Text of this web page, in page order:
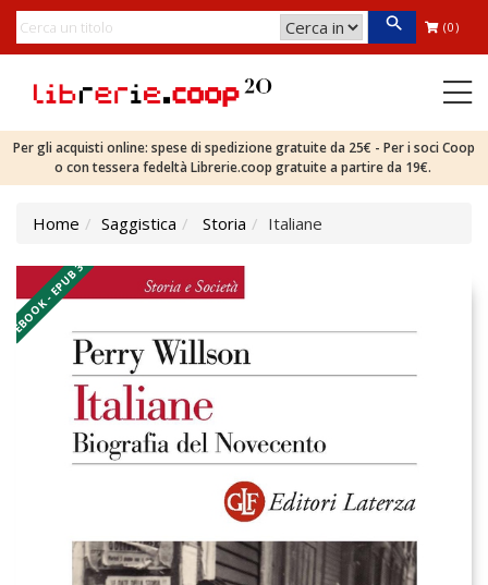
(0)
Per gli acquisti online: spese di spedizione gratuite da 25€ - Per i soci Coop
o con tessera fedeltà Librerie.coop gratuite a partire da 19€.
Home Saggistica Storia Italiane
EBOOK - EPUB 3